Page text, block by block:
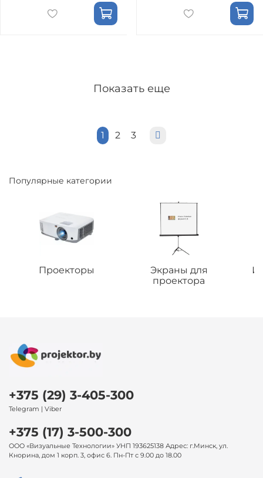
Показать еще
1 2 3
Популярные категории
Проекторы
Экраны для
проектора
+375 (29) 3-405-300
Telegram | Viber
+375 (17) 3-500-300
ООО «Визуальные Технологии» УНП 193625138 Адрес: г.Минск, ул.
Кнорина, дом 1 корп. 3, офис 6. Пн-Пт с 9.00 до 18.00